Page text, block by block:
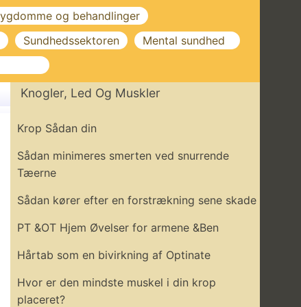
og behandlinger
Sundhedssektoren
Mental sundhed
Knogler, Led Og Muskler
Krop Sådan din
Sådan minimeres smerten ved snurrende
Tæerne
Sådan kører efter en forstrækning sene skade
PT &OT Hjem Øvelser for armene &Ben
Hårtab som en bivirkning af Optinate
Hvor er den mindste muskel i din krop
placeret?